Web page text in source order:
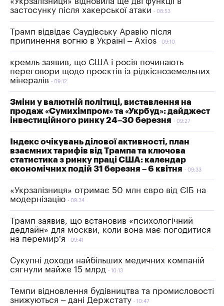
застосунку після хакерської атаки
08:53
Трамп відвідає Саудівську Аравію після
припинення вогню в Україні – Axios
09:10
кремль заявив, що США і росія починають
переговори щодо проєктів із рідкісноземельних
мінералів
09:12
Зміни у валютній політиці, виставлення на
продаж «Сумихімпром» та «Укрбуд»: дайджест
інвестиційного ринку 24–30 березня
09:27
Індекс очікувань ділової активності, план
взаємних тарифів від Трампа та ключова
статистика з ринку праці США: календар
економічних подій 31 березня – 6 квітня
09:33
«Укрзалізниця» отримає 50 млн євро від ЄІБ на
модернізацію
09:34
Трамп заявив, що встановив «психологічний
дедлайн» для москви, коли вона має погодитися
на перемир’я
09:41
Сукупні доходи найбільших медичних компаній
сягнули майже 15 млрд
10:13
Темпи відновлення будівництва та промисловості
знижуються – дані Держстату
10:47